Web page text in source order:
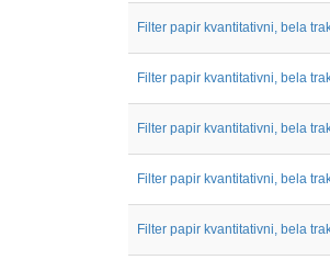
Filter papir kvantitativni, bela
Filter papir kvantitativni, bela
Filter papir kvantitativni, bela
Filter papir kvantitativni, bela
Filter papir kvantitativni, bela